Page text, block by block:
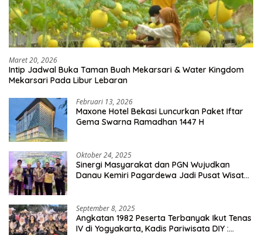
Maret 20, 2026
Intip Jadwal Buka Taman Buah Mekarsari & Water Kingdom
Mekarsari Pada Libur Lebaran
Februari 13, 2026
Maxone Hotel Bekasi Luncurkan Paket Iftar
Gema Swarna Ramadhan 1447 H
Oktober 24, 2025
Sinergi Masyarakat dan PGN Wujudkan
Danau Kemiri Pagardewa Jadi Pusat Wisata
September 8, 2025
Angkatan 1982 Peserta Terbanyak Ikut Tenas
IV di Yogyakarta, Kadis Pariwisata DIY :